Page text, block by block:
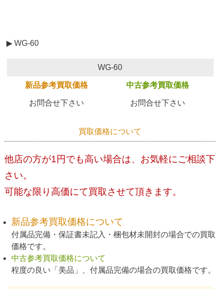
▶ WG-60
WG-60
新品参考買取価格 中古参考買取価格
お問合せ下さい お問合せ下さい
買取価格について
他店の方が1円でも高い場合は、お気軽にご相談下
さい。
可能な限り高価にて買取させて頂きます。
新品参考買取価格について
付属品完備・保証書未記入・梱包材未開封の場合での買取
価格です。
中古参考買取価格について
程度の良い「美品」、付属品完備の場合の買取価格です。